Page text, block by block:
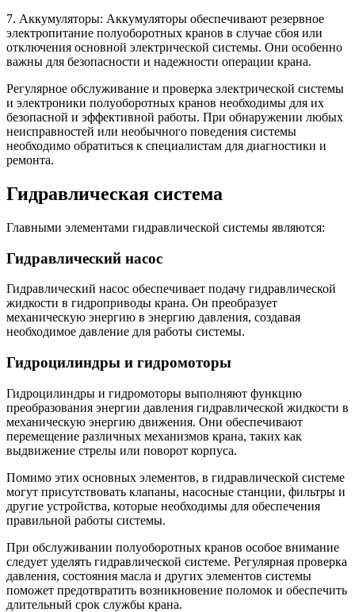
7. Аккумуляторы: Аккумуляторы обеспечивают резервное
электропитание полуоборотных кранов в случае сбоя или
отключения основной электрической системы. Они особенно
важны для безопасности и надежности операции крана.
Регулярное обслуживание и проверка электрической системы
и электроники полуоборотных кранов необходимы для их
безопасной и эффективной работы. При обнаружении любых
неисправностей или необычного поведения системы
необходимо обратиться к специалистам для диагностики и
ремонта.
Гидравлическая система
Главными элементами гидравлической системы являются:
Гидравлический насос
Гидравлический насос обеспечивает подачу гидравлической
жидкости в гидроприводы крана. Он преобразует
механическую энергию в энергию давления, создавая
необходимое давление для работы системы.
Гидроцилиндры и гидромоторы
Гидроцилиндры и гидромоторы выполняют функцию
преобразования энергии давления гидравлической жидкости в
механическую энергию движения. Они обеспечивают
перемещение различных механизмов крана, таких как
выдвижение стрелы или поворот корпуса.
Помимо этих основных элементов, в гидравлической системе
могут присутствовать клапаны, насосные станции, фильтры и
другие устройства, которые необходимы для обеспечения
правильной работы системы.
При обслуживании полуоборотных кранов особое внимание
следует уделять гидравлической системе. Регулярная проверка
давления, состояния масла и других элементов системы
поможет предотвратить возникновение поломок и обеспечить
длительный срок службы крана.